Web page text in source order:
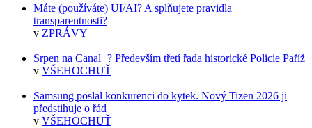
Máte (používáte) UI/AI? A splňujete pravidla
transparentnosti?
v ZPRÁVY
Srpen na Canal+? Především třetí řada historické Policie Paříž
v VŠEHOCHUŤ
Samsung poslal konkurenci do kytek. Nový Tizen 2026 ji
předstihuje o řád
v VŠEHOCHUŤ